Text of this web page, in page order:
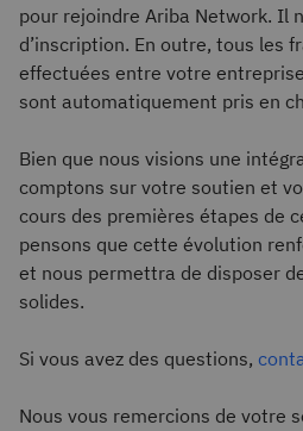
pour rejoindre Ariba Network. Il
d’inscription. En outre, tous les
effectuées entre votre
sont automatiquement pris en
Bien que nous visions une
comptons sur votre soutien et
cours des premières étapes de
pensons que cette évolution
et nous permettra de disposer
solides.
Si vous avez des questions,
Nous vous remercions de votre